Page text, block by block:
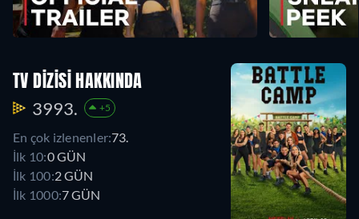
TV DIZISI HAKKINDA
3993. +5
En çok izlenenler:73.
İlk 10:0 GÜN
İlk 100:2 GÜN
İlk 1000:7 GÜN